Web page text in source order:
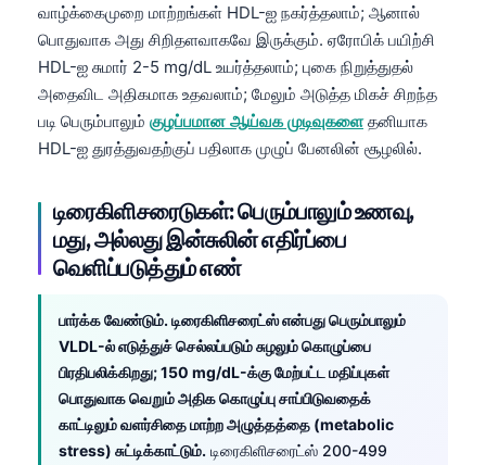
வாழ்க்கைமுறை மாற்றங்கள் HDL-ஐ நகர்த்தலாம்; ஆனால்
பொதுவாக அது சிறிதளவாகவே இருக்கும். ஏரோபிக் பயிற்சி
HDL-ஐ சுமார் 2-5 mg/dL உயர்த்தலாம்; புகை நிறுத்துதல்
அதைவிட அதிகமாக உதவலாம்; மேலும் அடுத்த மிகச் சிறந்த
படி பெரும்பாலும் குழப்பமான ஆய்வக முடிவுகளைதனியாக
HDL-ஐ துரத்துவதற்குப் பதிலாக முழுப் பேனலின் சூழலில்.
டிரைகிளிசரைடுகள்: பெரும்பாலும் உணவு,
மது, அல்லது இன்சுலின் எதிர்ப்பை
வெளிப்படுத்தும் எண்
பார்க்க வேண்டும். டிரைகிளிசரைட்ஸ் என்பது பெரும்பாலும்
VLDL-ல் எடுத்துச் செல்லப்படும் சுழலும் கொழுப்பை
பிரதிபலிக்கிறது; 150 mg/dL-க்கு மேற்பட்ட மதிப்புகள்
பொதுவாக வெறும் அதிக கொழுப்பு சாப்பிடுவதைக்
காட்டிலும் வளர்சிதை மாற்ற அழுத்தத்தை (metabolic
stress) சுட்டிக்காட்டும். டிரைகிளிசரைட்ஸ் 200-499